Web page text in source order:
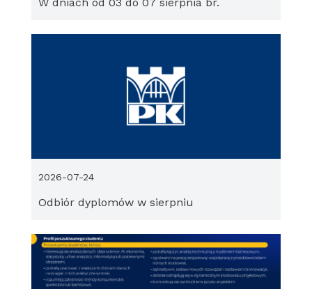
Odbiór dyplomów w sierpniu
2026-07-24